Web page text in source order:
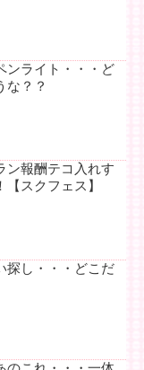
ンライト・・・ど
な？？
ン報酬テコ入れす
スクフェス】
探し・・・どこだ